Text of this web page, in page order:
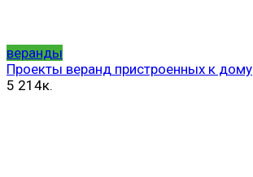
веранды
Проекты веранд пристроенных к дому
5 214к.